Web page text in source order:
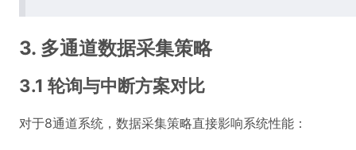
3. 多通道数据采集策略
3.1 轮询与中断方案对比
对于8通道系统，数据采集策略直接影响系统性能：